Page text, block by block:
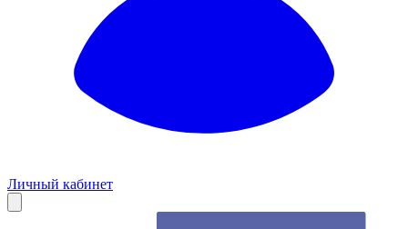
Личный кабинет